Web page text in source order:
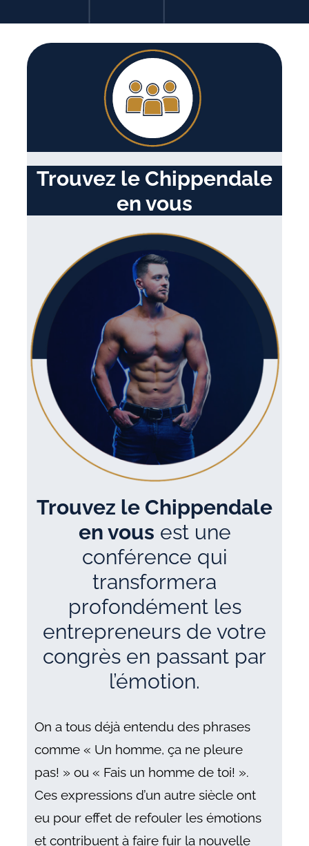
Trouvez le Chippendale
en vous
Trouvez le Chippendale
en vous est une
conférence qui
transformera
profondément les
entrepreneurs de votre
congrès en passant par
l’émotion.
On a tous déjà entendu des phrases
comme « Un homme, ça ne pleure
pas! » ou « Fais un homme de toi! ».
Ces expressions d’un autre siècle ont
eu pour effet de refouler les émotions
et contribuent à faire fuir la nouvelle